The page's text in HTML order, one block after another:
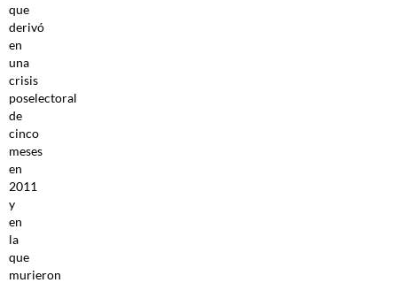
que
derivó
en
una
crisis
poselectoral
de
cinco
meses
en
2011
y
en
la
que
murieron